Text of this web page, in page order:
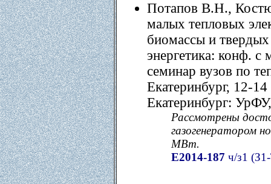
Потапов В.Н.,
малых тепловых
биомассы и
энергетика: конф.
семинар вузов по
Екатеринбург, 12-
Екатеринбург:
Рассмотрены
газогенератором
МВт.
Е2014-187 ч/з1